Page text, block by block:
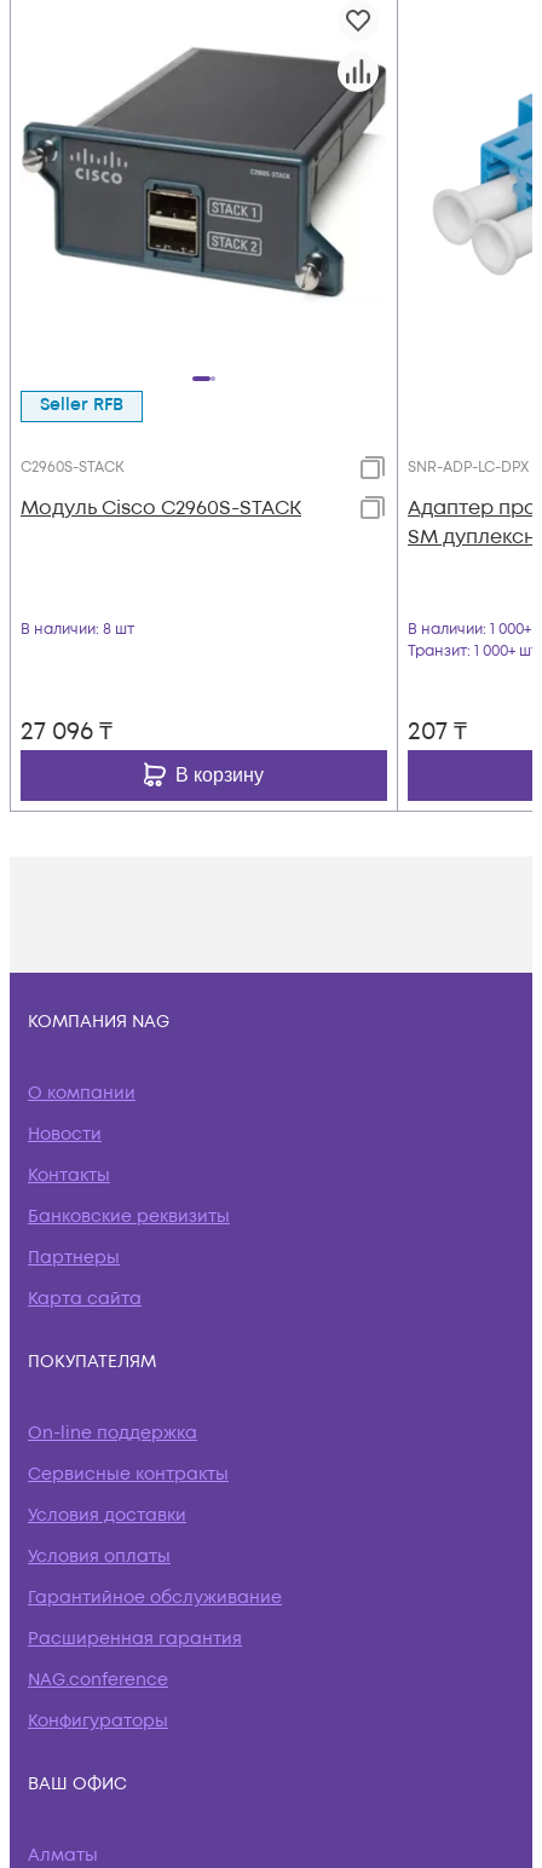
Seller RFB
C2960S-STACK
Модуль Cisco C2960S-STACK
В наличии: 8 шт
27 096₸
В корзину
SNR-ADP-LC-DPX
Адаптер
SM
В наличии: 1 000+
Транзит: 1 000+ шт
207₸
КОМПАНИЯ NAG
О компании
Новости
Контакты
Банковские реквизиты
Партнеры
Карта сайта
ПОКУПАТЕЛЯМ
On-line поддержка
Сервисные контракты
Условия доставки
Условия оплаты
Гарантийное обслуживание
Расширенная гарантия
NAG.conference
Конфигураторы
ВАШ ОФИС
Алматы